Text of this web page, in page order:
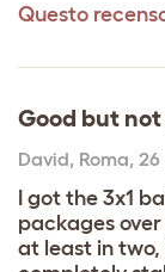
Questo
Good but
David Roma, 26
I got the 3x1
packages
at least in two,